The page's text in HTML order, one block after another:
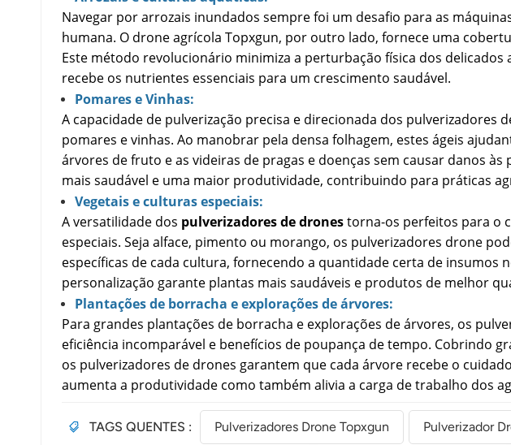
Navegar por arrozais inundados sempre foi um desafio para as
humana. O drone agrícola Topxgun, por outro lado, fornece uma
Este método revolucionário minimiza a perturbação física dos delicados
recebe os nutrientes essenciais para um crescimento saudável.
Pomares e Vinhas:
A capacidade de pulverização precisa e direcionada dos pulverizadores
pomares e vinhas. Ao manobrar pela densa folhagem, estes ágeis
árvores de fruto e as videiras de pragas e doenças sem causar danos
mais saudável e uma maior produtividade, contribuindo para práticas
Vegetais e culturas especiais:
A versatilidade dos pulverizadores de dronestorna-os perfeitos para o
especiais. Seja alface, pimento ou morango, os pulverizadores drone
específicas de cada cultura, fornecendo a quantidade certa de insumos
personalização garante plantas mais saudáveis ​​e produtos de melhor
Plantações de borracha e explorações de árvores:
Para grandes plantações de borracha e explorações de árvores, os
eficiência incomparável e benefícios de poupança de tempo. Cobrindo
os pulverizadores de drones garantem que cada árvore recebe o
aumenta a produtividade como também alivia a carga de trabalho dos
TAGS QUENTES : Pulverizadores Drone Topxgun Pulverizador